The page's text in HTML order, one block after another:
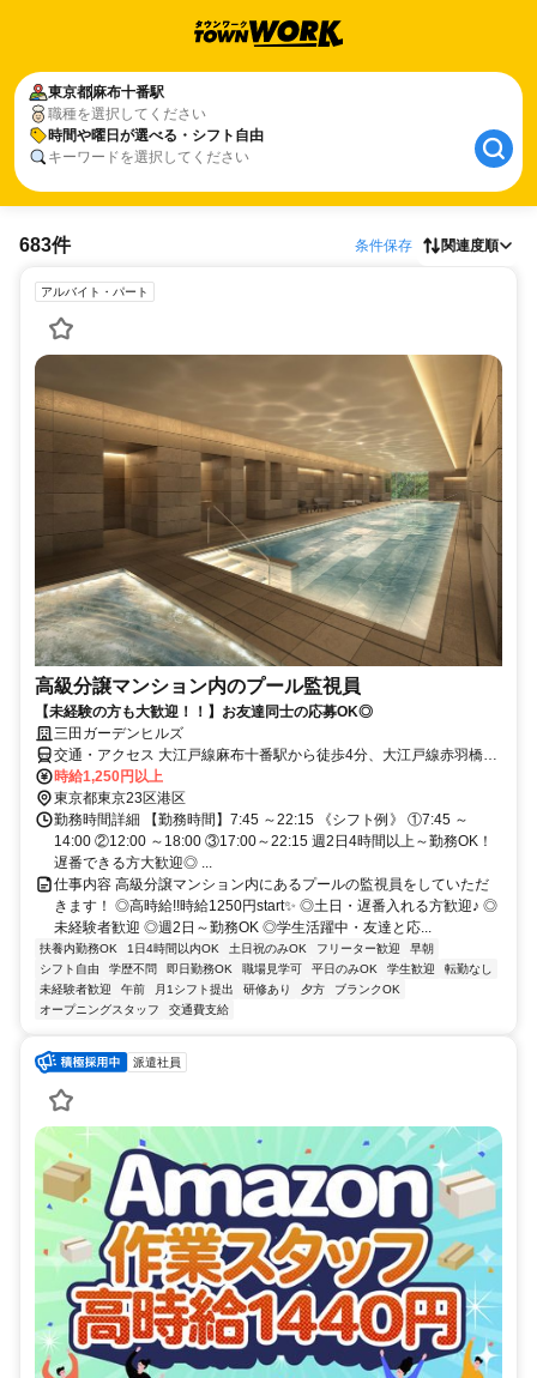
東京都麻布十番駅
職種を選択してください
時間や曜日が選べる・シフト自由
キーワードを選択してください
683件 条件保存 関連度順
アルバイト・パート
高級分譲マンション内のプール監視員
【未経験の方も大歓迎！！】お友達同士の応募OK◎
三田ガーデンヒルズ
交通・アクセス 大江戸線麻布十番駅から徒歩4分、大江戸線赤羽橋駅
から徒歩5分
時給1,250円以上
東京都東京23区港区
勤務時間詳細 【勤務時間】7:45 ～22:15 《シフト例》 ①7:45 ～
14:00 ②12:00 ～18:00 ③17:00～22:15 週2日4時間以上～勤務OK！
遅番できる方大歓迎◎ ...
仕事内容 高級分譲マンション内にあるプールの監視員をしていただ
きます！ ◎高時給!!時給1250円start✨ ◎土日・遅番入れる方歓迎♪ ◎
未経験者歓迎 ◎週2日～勤務OK ◎学生活躍中・友達と応...
扶養内勤務OK 1日4時間以内OK 土日祝のみOK フリーター歓迎
早朝
シフト自由
学歴不問 即日勤務OK 職場見学可 平日のみOK 学生歓迎
転勤なし
未経験者歓迎
午前 月1シフト提出 研修あり 夕方
ブランクOK
オープニングスタッフ
交通費支給
派遣社員